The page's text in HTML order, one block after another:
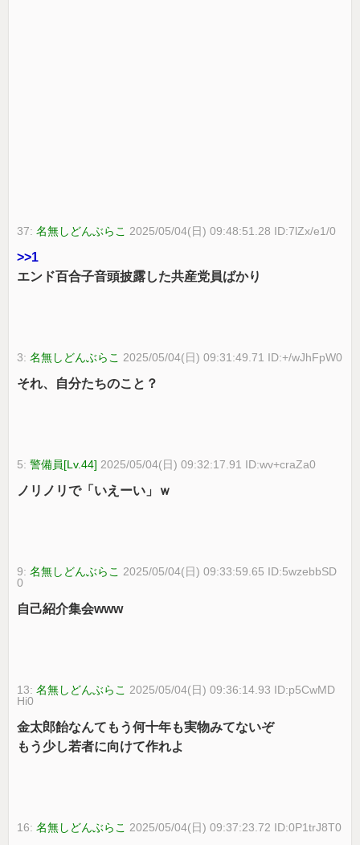
37:名無しどんぶらこ 2025/05/04(日) 09:48:51.28 ID:7lZx/e1/0
>>1
エンド百合子音頭披露した共産党員ばかり
3:名無しどんぶらこ 2025/05/04(日) 09:31:49.71 ID:+/wJhFpW0
それ、自分たちのこと？
5:警備員[Lv.44] 2025/05/04(日) 09:32:17.91 ID:wv+craZa0
ノリノリで「いえーい」ｗ
9:名無しどんぶらこ 2025/05/04(日) 09:33:59.65 ID:5wzebbSD
0
自己紹介集会www
13:名無しどんぶらこ 2025/05/04(日) 09:36:14.93 ID:p5CwMD
Hi0
金太郎飴なんてもう何十年も実物みてないぞ
もう少し若者に向けて作れよ
16:名無しどんぶらこ 2025/05/04(日) 09:37:23.72 ID:0P1trJ8T0